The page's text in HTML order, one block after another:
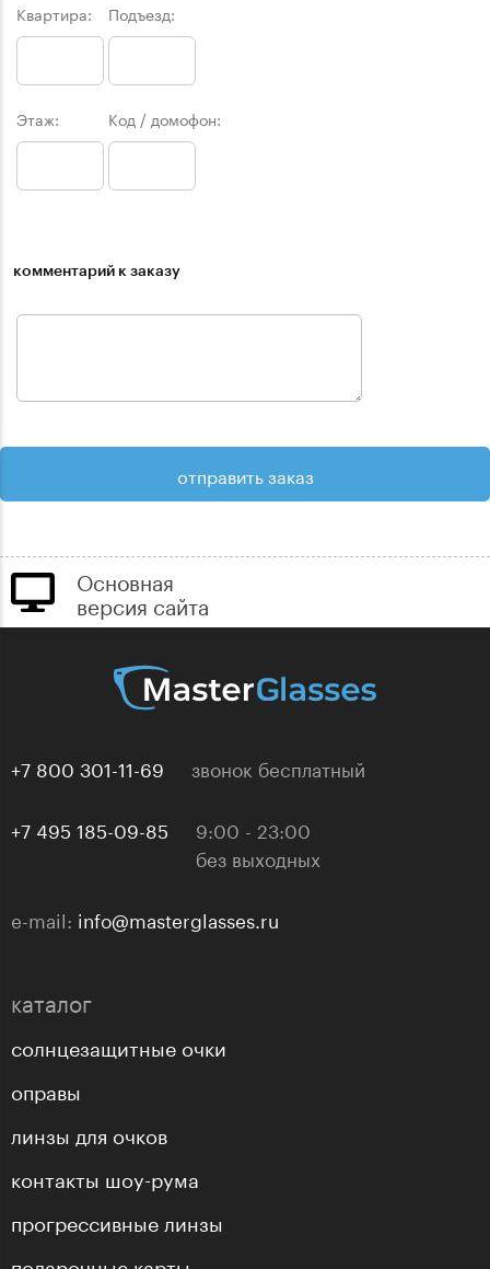
Квартира: Подъезд:
Этаж: Код / домофон:
комментарий к заказу
Основная
версия сайта
+7 800 301-11-69 звонок бесплатный
+7 495 185-09-85
9:00 - 23:00
без выходных
e-mail: info@masterglasses.ru
каталог
солнцезащитные очки
оправы
линзы для очков
контакты шоу-рума
прогрессивные линзы